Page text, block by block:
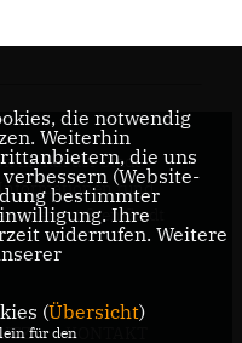
im Rat der Stadt
rund
zweitgrößten Stadt
KONTAKT
die notwendig
Weiterhin
die uns
(Website-
bestimmter
Ihre
widerrufen. Weitere
(Übersicht)
für den